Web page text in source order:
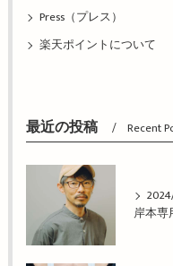
Press（プレス）
楽天ポイントについて
最近の投稿 Recent
岸本専